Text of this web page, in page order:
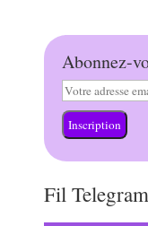
Abonnez-
Inscription
Fil Telegram